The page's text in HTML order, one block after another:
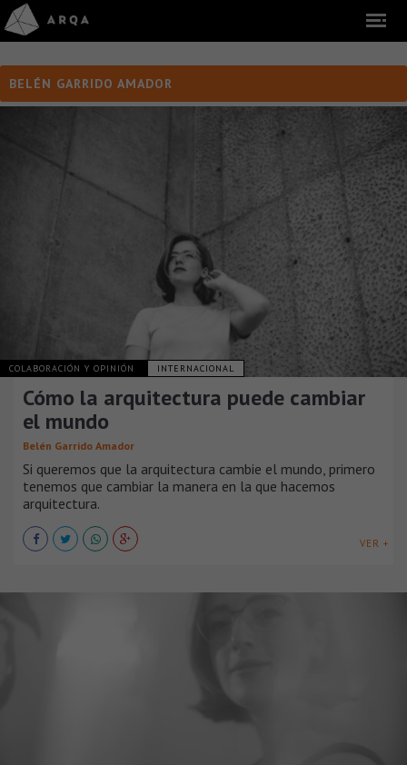
BELÉN GARRIDO AMADOR
COLABORACIÓN Y OPINIÓN INTERNACIONAL
Cómo la arquitectura puede cambiar
el mundo
Belén Garrido Amador
Si queremos que la arquitectura cambie el mundo, primero
tenemos que cambiar la manera en la que hacemos
arquitectura.
VER +